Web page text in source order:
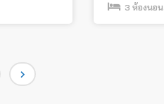
3 ห้องนอน